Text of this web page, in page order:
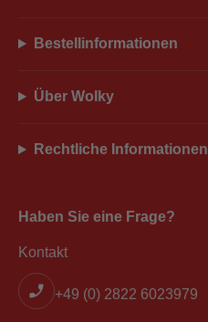
Bestellinformationen
Über Wolky
Rechtliche Informationen
Haben Sie eine Frage?
Kontakt
+49 (0) 2822 6023979